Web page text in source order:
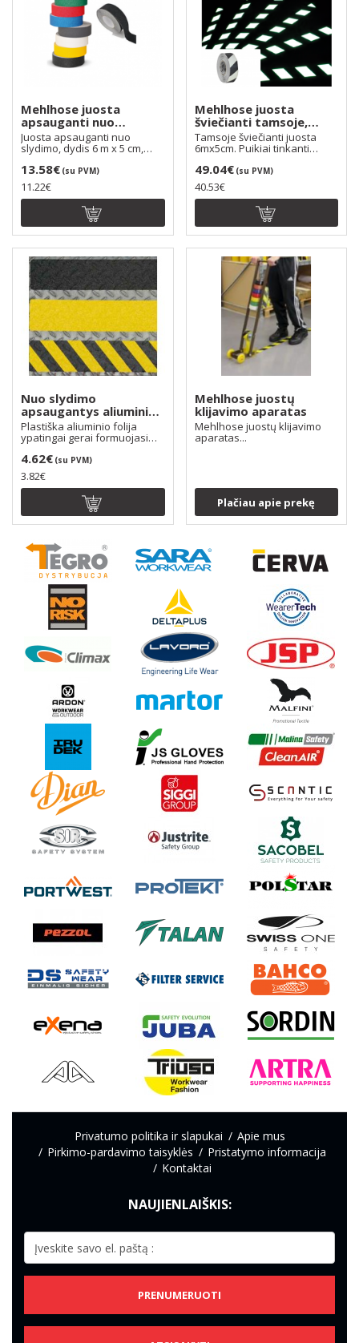
Mehlhose juosta
apsauganti nuo
slydimo, dydis:
6mx5cm, spalva: juoda
Juosta apsauganti nuo
slydimo, dydis 6 m x 5 cm,
13.58€ (su PVM)
11.22€
Mehlhose juosta
šviečianti tamsoje,
dydis: 6mx5cm, spalva:
juoda/geltona
Tamsoje šviečianti juosta
6mx5cm. Puikiai tinkanti
49.04€ (su PVM)
40.53€
Nuo slydimo
apsaugantys aliuminio
lakštai 50x800mm
Plastiška aliuminio folija
ypatingai gerai formuojasi
ant netaisykling..
4.62€ (su PVM)
3.82€
Mehlhose juostų
klijavimo aparatas
Mehlhose juostų klijavimo
aparatas...
Plačiau apie prekę
Privatumo politika ir slapukai
Apie mus
Pirkimo-pardavimo taisyklės
Pristatymo informacija
Kontaktai
NAUJIENLAIŠKIS:
PRENUMERUOTI